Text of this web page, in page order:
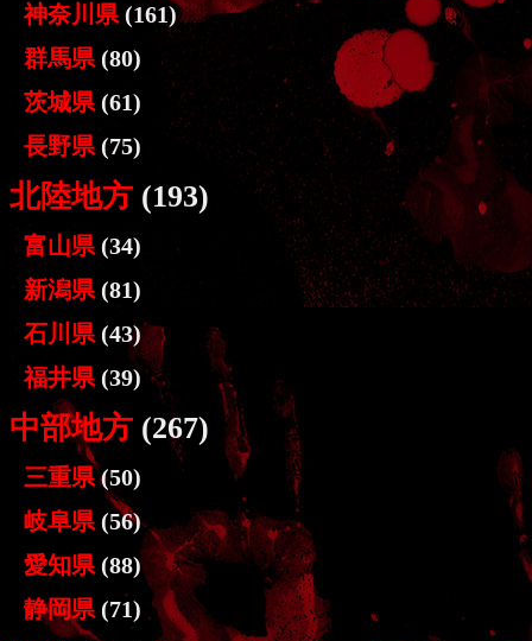
神奈川県 (161)
群馬県 (80)
茨城県 (61)
長野県 (75)
北陸地方 (193)
富山県 (34)
新潟県 (81)
石川県 (43)
福井県 (39)
中部地方 (267)
三重県(50)
岐阜県 (56)
愛知県 (88)
静岡県 (71)